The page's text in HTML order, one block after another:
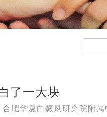
了一大块
合肥华夏白癜风研究院附属